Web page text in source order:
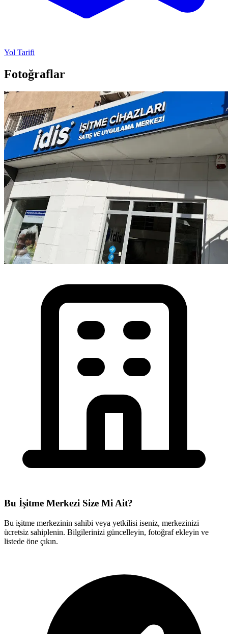
Yol Tarifi
Fotoğraflar
Bu İşitme Merkezi Size Mi Ait?
Bu işitme merkezinin sahibi veya yetkilisi iseniz, merkezinizi
ücretsiz sahiplenin. Bilgilerinizi güncelleyin, fotoğraf ekleyin ve
listede öne çıkın.